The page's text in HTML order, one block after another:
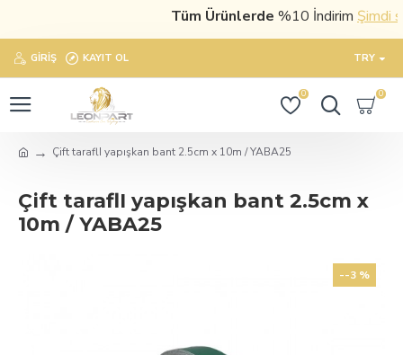
Tüm Ürünlerde%10 İndirimŞimdi
GIRIŞ KAYIT OL TRY
0 0
Çift taraflI yapışkan bant 2.5cm x 10m / YABA25
Çift taraflI yapışkan bant 2.5cm x
10m / YABA25
--3 %